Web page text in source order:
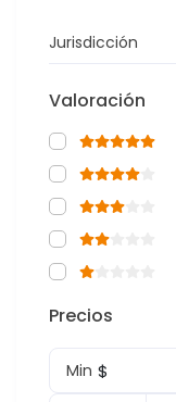
Jurisdicción
Valoración
Precios
Min $